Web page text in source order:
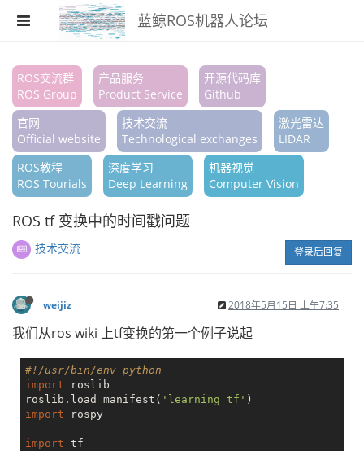
蓝鲸ROS机器人论坛
注册
登录
搜索
版块
ROS交流群
ROS Group
产品服务
Product Service
开源代码库
Github
官网
Official website
技术交流
Technological exchanges
激光雷达
LIDAR
ROS教程
ROS Tourials
深度学习
Deep Learning
机器视觉
Computer Vision
ROS tf 变换中的时间戳问题
技术交流 登录后回复
weijiz 2018年5月15日 上午7:35
我们从ros wiki 上tf变换的第一个例子说起
#!/usr/bin/env python
import roslib
roslib.load_manifest( 'learning_tf'
import rospy
import